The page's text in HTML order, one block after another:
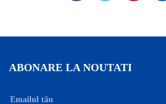
ABONARE LA NOUTATI